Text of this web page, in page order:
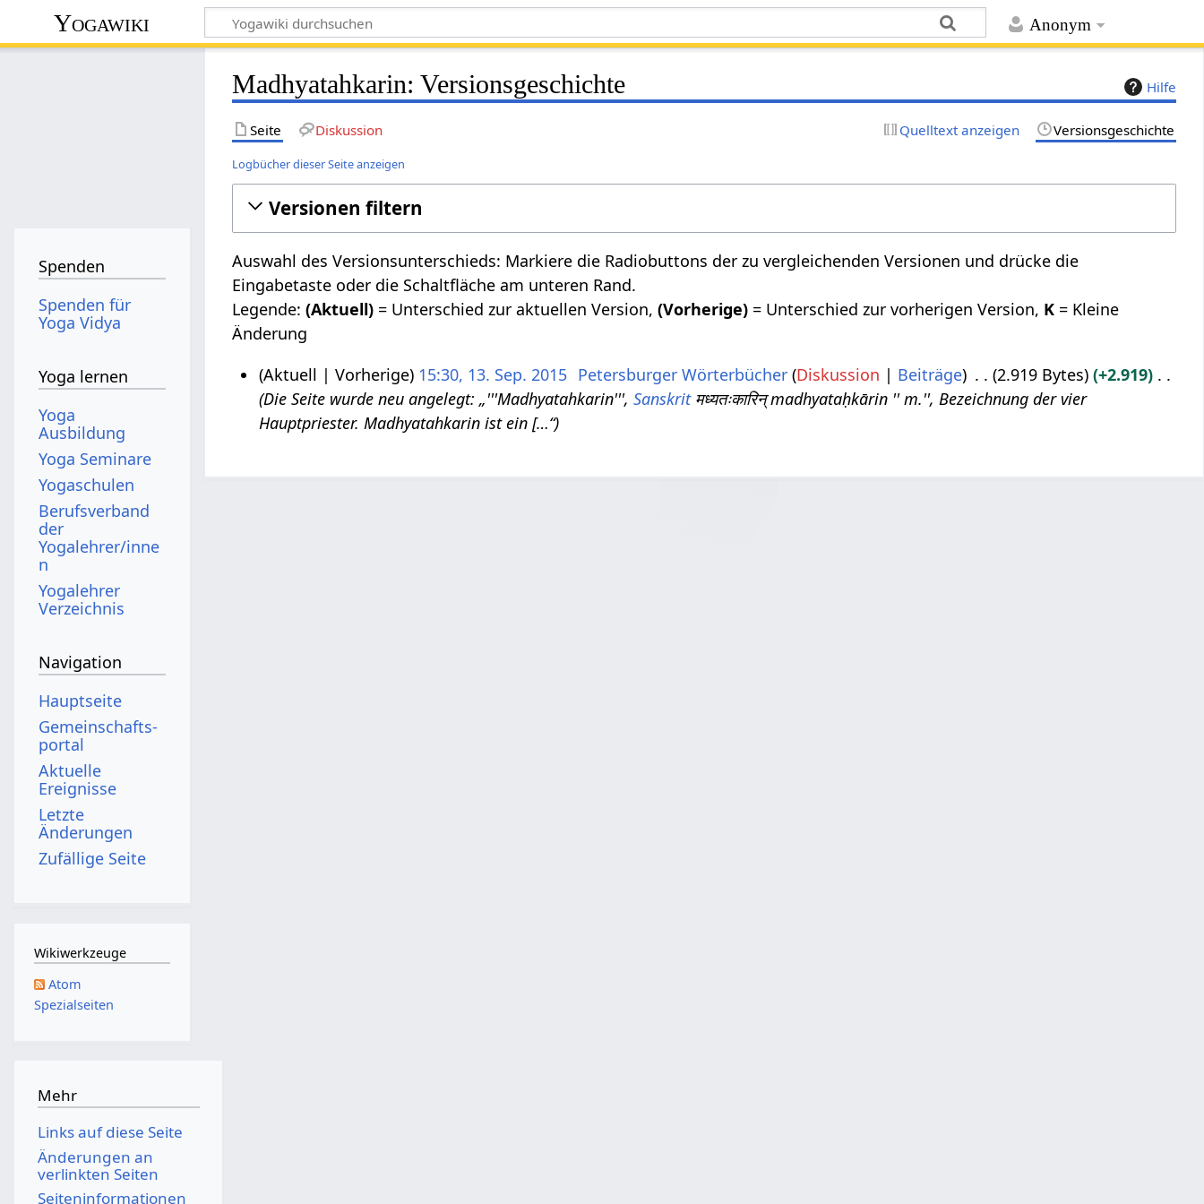
Anonym
Yogawiki
Hilfe
Madhyatahkarin: Versionsgeschichte
Seite Diskussion Quelltext anzeigen Versionsgeschichte
Logbücher dieser Seite anzeigen
Versionen filtern
Auswahl des Versionsunterschieds: Markiere die Radiobuttons der zu vergleichenden Versionen und drücke die
Eingabetaste oder die Schaltfläche am unteren Rand.
Legende:(Aktuell) = Unterschied zur aktuellen Version,(Vorherige) = Unterschied zur vorherigen Version, K = Kleine
Änderung
S
Aktuell Vorherige 15:30, 13. Sep. 2015 Petersburger Wörterbücher Diskussion Beiträge 2.919 Bytes
+2.919
Die Seite wurde neu angelegt: „'''Madhyatahkarin''',Sanskritमध्यतःकारिन् madhyataḥkārin '' m.'', Bezeichnung der vier
Hauptpriester. Madhyatahkarin ist ein […“
Spenden
Spenden für
Yoga Vidya
Yoga lernen
Yoga
Ausbildung
Yoga Seminare
Yogaschulen
Berufsverband
der
Yogalehrer/inne
n
Yogalehrer
Verzeichnis
Navigation
Hauptseite
Gemeinschafts­
portal
Aktuelle
Ereignisse
Letzte
Änderungen
Zufällige Seite
Wikiwerkzeuge
Atom
Spezialseiten
Mehr
Links auf diese Seite
Änderungen an
verlinkten Seiten
Seiten­­informationen